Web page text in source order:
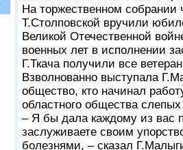
На торжественном
Т.Столповской вручили
Великой Отечественной
военных лет в исполнении
Г.Ткача получили все
Взволнованно выступала
общество, кто начинал
областного общества
– Я бы дала каждому из вас
заслуживаете своим
болезнями, – сказал